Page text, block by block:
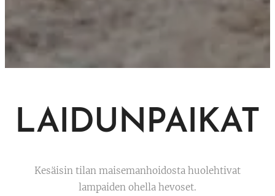
LAIDUNPAIKAT
Kesäisin tilan maisemanhoidosta huolehtivat
lampaiden ohella hevoset.